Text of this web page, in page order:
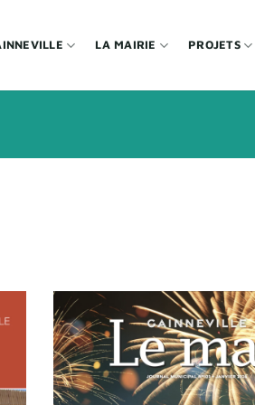
LA MAIRIE PROJETS